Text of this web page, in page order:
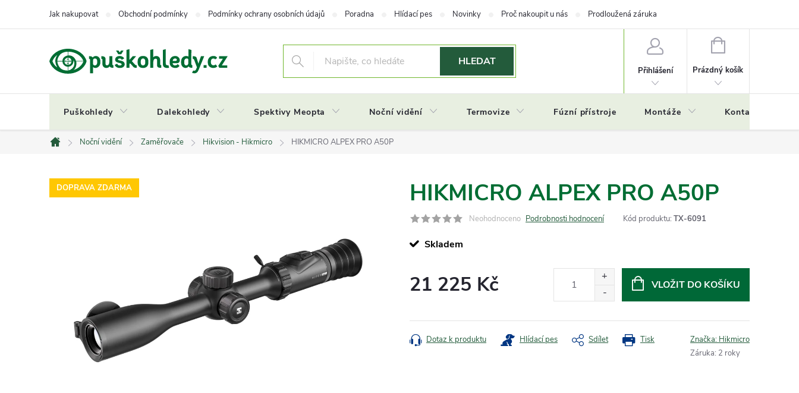
Jak nakupovat Obchodní podmínky Podmínky ochrany osobních údajů Poradna Hlídací pes Novinky Proč nakoupit u nás Prodloužená záruka
HLEDAT
Přihlášení
NÁKUPNÍ
Prázdný košík
Puškohledy Dalekohledy Spektivy Meopta Noční vidění Termovize Fúzní přístroje Montáže Kontakty
Domů
Noční vidění Zaměřovače Hikvision - Hikmicro HIKMICRO ALPEX PRO A50P
DOPRAVA ZDARMA HIKMICRO ALPEX PRO A50P
Neohodnoceno Podrobnosti hodnocení Kód produktu: TX-6091
Skladem
21 225 Kč VLOŽIT DO KOŠÍKU
Tisk
Dotaz k produktu Hlídací pes Sdílet Značka: Hikmicro
Záruka: 2 roky